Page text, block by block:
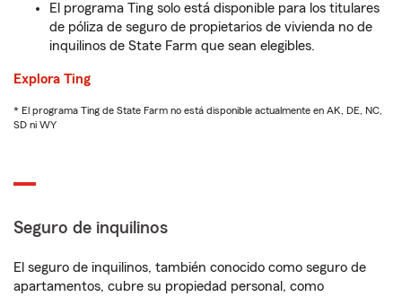
El programa Ting solo está disponible para los titulares
de póliza de seguro de propietarios de vivienda no de
inquilinos de State Farm que sean elegibles.
Explora Ting
* El programa Ting de State Farm no está disponible actualmente en AK, DE, NC,
SD ni WY
Seguro de inquilinos
El seguro de inquilinos, también conocido como seguro de
apartamentos, cubre su propiedad personal, como